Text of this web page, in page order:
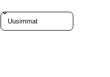
Sort reviews by